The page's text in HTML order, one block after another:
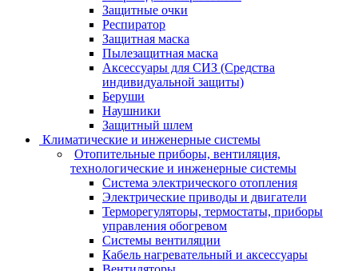
Защитные очки
Респиратор
Защитная маска
Пылезащитная маска
Аксессуары для СИЗ (Средства
индивидуальной защиты)
Беруши
Наушники
Защитный шлем
Климатические и инженерные системы
Отопительные приборы, вентиляция,
технологические и инженерные системы
Система электрического отопления
Электрические приводы и двигатели
Терморегуляторы, термостаты, приборы
управления обогревом
Системы вентиляции
Кабель нагревательный и аксессуары